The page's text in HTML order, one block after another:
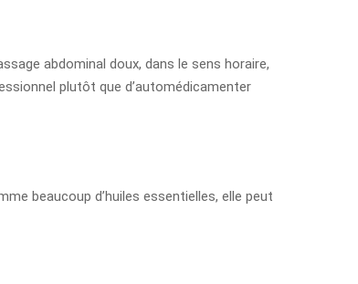
abdominal doux, dans le sens horaire,
plutôt que d’automédicamenter
beaucoup d’huiles essentielles, elle peut